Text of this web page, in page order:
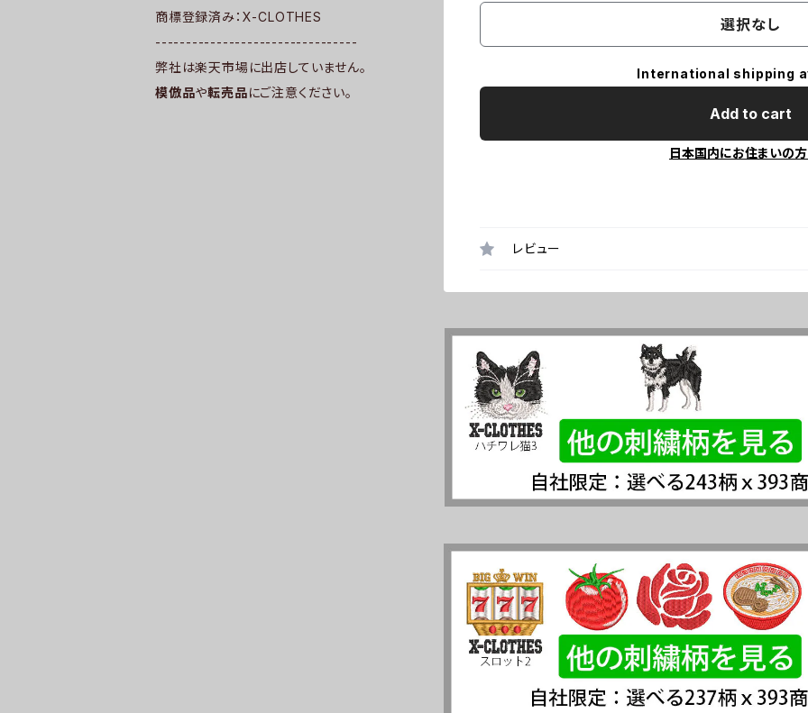
選択なし
International shipping
Add to cart
日本国内にお住まいの
レビュー
商標登録済み：X-CLOTHES
---------------------------------
弊社は楽天市場に出店していません。
模倣品や転売品にご注意ください。